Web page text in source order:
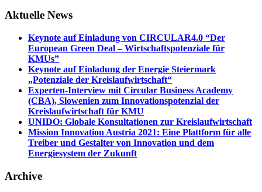
Aktuelle News
Keynote auf Einladung von CIRCULAR4.0 “Der
European Green Deal – Wirtschaftspotenziale für
KMUs”
Keynote auf Einladung der Energie Steiermark
„Potenziale der Kreislaufwirtschaft“
Experten-Interview mit Circular Business Academy
(CBA), Slowenien zum Innovationspotenzial der
Kreislaufwirtschaft für KMU
UNIDO: Globale Konsultationen zur Kreislaufwirtschaft
Mission Innovation Austria 2021: Eine Plattform für alle
Treiber und Gestalter von Innovation und dem
Energiesystem der Zukunft
Archive